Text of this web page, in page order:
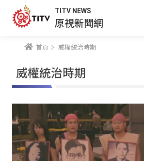
TITV NEWS
原視新聞網
首頁 威權統治時期
威權統治時期